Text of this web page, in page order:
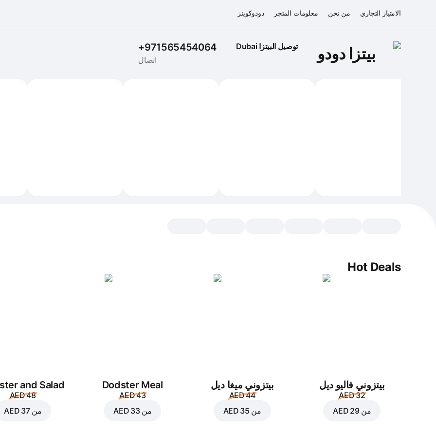
الامتياز التجاري من نحن معلومات المتجر دودوكوينز
بيتزا دودو توصيل البيتزا Dubai
+971565454064
اتصال
أضف الإضافات
Hot Deals
بيتزوني فاليو ديل
AED 32
منAED 29
بيتزوني ميغا ديل
AED 44
من AED 35
Dodster Meal
AED 43
منAED 33
and Salad
AED 48
منAED 37